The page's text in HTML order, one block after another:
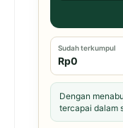
Sudah terkumpul
Rp0
Dengan
tercapai dalam